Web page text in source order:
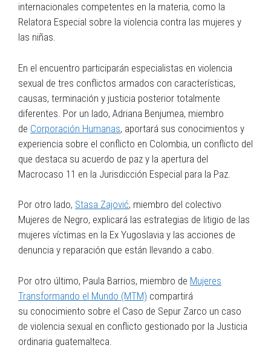
internacionales competentes en la materia, como la
Relatora Especial sobre la violencia contra las mujeres y
las niñas.
En el encuentro participarán especialistas en violencia
sexual de tres conflictos armados con características,
causas, terminación y justicia posterior totalmente
diferentes. Por un lado, Adriana Benjumea, miembro
de Corporación Humanas, aportará sus conocimientos y
experiencia sobre el conflicto en Colombia, un conflicto del
que destaca su acuerdo de paz y la apertura del
Macrocaso 11 en la Jurisdicción Especial para la Paz.
Por otro lado, Stasa Zajović, miembro del colectivo
Mujeres de Negro, explicará las estrategias de litigio de las
mujeres víctimas en la Ex Yugoslavia y las acciones de
denuncia y reparación que están llevando a cabo.
Por otro último, Paula Barrios, miembro de Mujeres
Transformando el Mundo (MTM) compartirá
su conocimiento sobre el Caso de Sepur Zarco un caso
de violencia sexual en conflicto gestionado por la Justicia
ordinaria guatemalteca.